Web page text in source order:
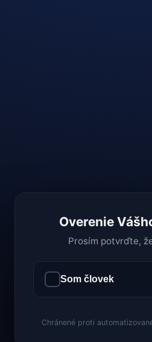
Overenie
Prosím potvrďte,
Som človek
Chránené proti